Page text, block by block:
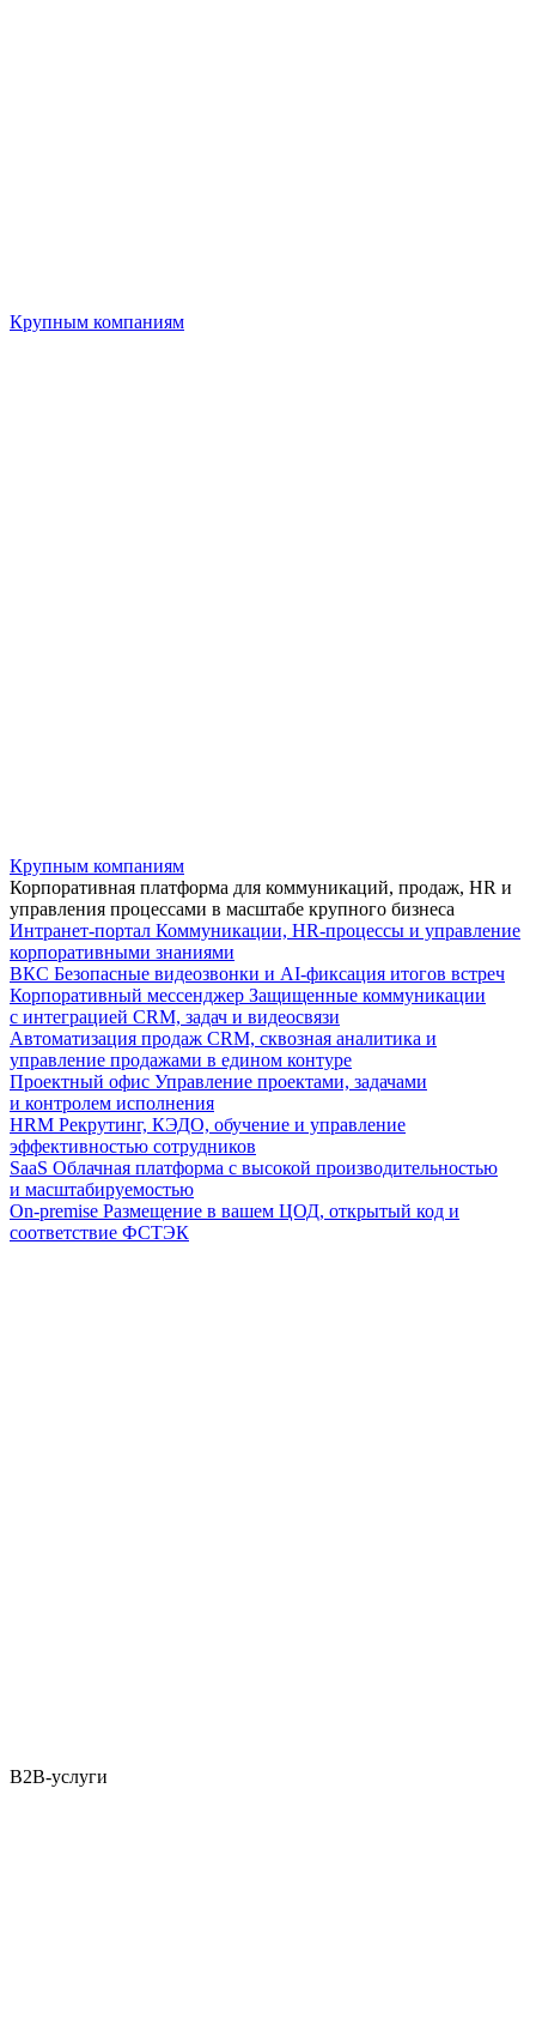
Крупным компаниям
Крупным компаниям
Корпоративная платформа для коммуникаций, продаж, HR и
управления процессами в масштабе крупного бизнеса
Интранет-портал Коммуникации, HR-процессы и управление
корпоративными знаниями
ВКС Безопасные видеозвонки и AI-фиксация итогов встреч
Корпоративный мессенджер Защищенные коммуникации
с интеграцией CRM, задач и видеосвязи
Автоматизация продаж CRM, сквозная аналитика и
управление продажами в едином контуре
Проектный офис Управление проектами, задачами
и контролем исполнения
HRM Рекрутинг, КЭДО, обучение и управление
эффективностью сотрудников
SaaS Облачная платформа с высокой производительностью
и масштабируемостью
On-premise Размещение в вашем ЦОД, открытый код и
соответствие ФСТЭК
B2B-услуги